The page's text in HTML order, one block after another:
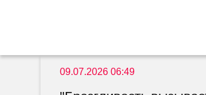
09.07.2026 06:49